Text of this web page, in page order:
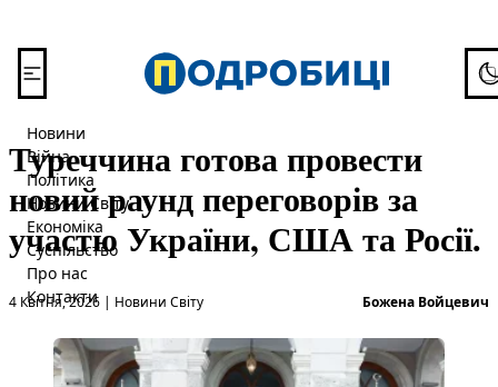
Новини
Війна
Політика
Новини Світу
Економіка
Суспільство
Про нас
Контакти
Туреччина готова провести
новий раунд переговорів за
участю України, США та Росії.
4 Квітня, 2026 |
Опубліковано вНовини Світу Божена Войцевич